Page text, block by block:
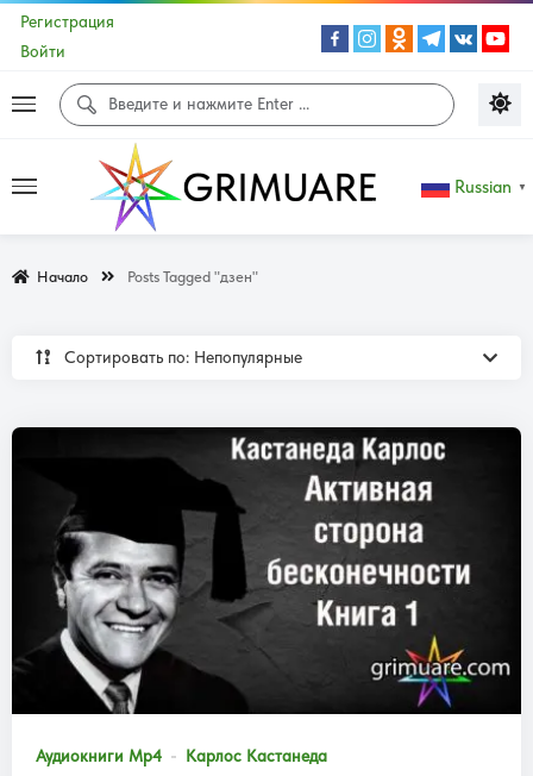
Регистрация
Войти
Russian ▼
Начало Posts Tagged "дзен"
Сортировать по: Непопулярные
Аудиокниги Mp4 Карлос Кастанеда